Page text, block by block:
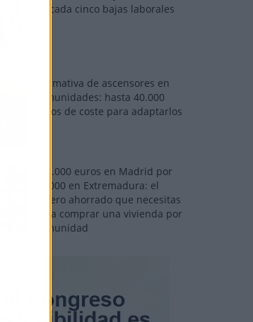
de cada cinco bajas laborales
Normativa de ascensores en
comunidades: hasta 40.000
euros de coste para adaptarlos
110.000 euros en Madrid por
31.000 en Extremadura: el
dinero ahorrado que necesitas
para comprar una vivienda por
comunidad